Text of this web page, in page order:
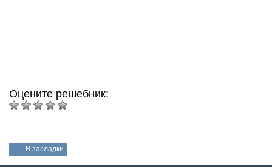
Оцените решебник:
В закладки